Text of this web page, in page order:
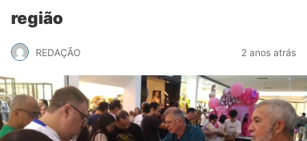
região
REDAÇÃO 2 anos atrás